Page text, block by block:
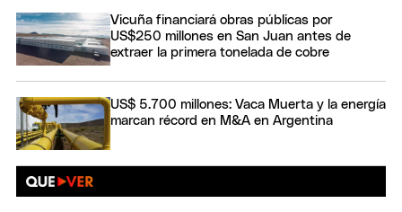
Vicuña financiará obras públicas por
US$250 millones en San Juan antes de
extraer la primera tonelada de cobre
US$ 5.700 millones: Vaca Muerta y la energía
marcan récord en M&A en Argentina